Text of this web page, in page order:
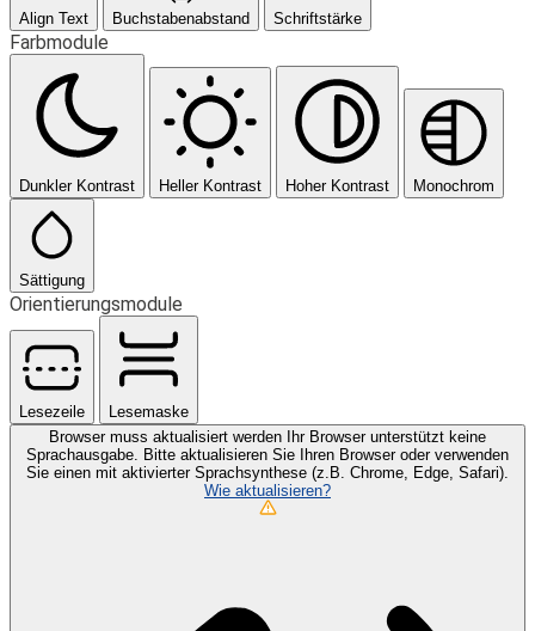
Align Text Buchstabenabstand Schriftstärke
Farbmodule
Dunkler Kontrast Heller Kontrast Hoher Kontrast Monochrom
Sättigung
Orientierungsmodule
Lesezeile
Lesemaske
Browser muss aktualisiert werden Ihr Browser unterstützt keine
Sprachausgabe. Bitte aktualisieren Sie Ihren Browser oder verwenden
Sie einen mit aktivierter Sprachsynthese (z.B. Chrome, Edge, Safari).
Wie aktualisieren?